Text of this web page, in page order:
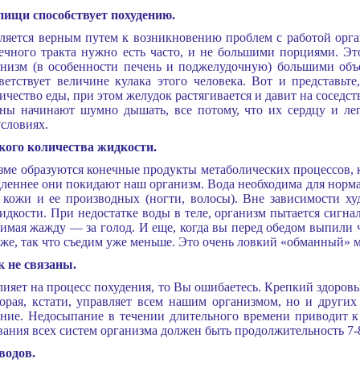
способствует похудению.
верным путем к возникновению проблем с работой
тракта нужно есть часто, и не большими порциями.
(в особенности печень и поджелудочную) большими
величине кулака этого человека. Вот и
еды, при этом желудок растягивается и давит на
начинают шумно дышать, все потому, что их сердцу и
количества жидкости.
образуются конечные продукты метаболических процессов,
они покидают наш организм. Вода необходима для
кожи и ее производных (ногти, волосы). Вне зависимости
При недостатке воды в теле, организм пытается
жажду — за голод. И еще, когда вы перед обедом выпили
так что съедим уже меньше. Это очень ловкий «обманный»
не связаны.
на процесс похудения, то Вы ошибаетесь. Крепкий
кстати, управляет всем нашим организмом, но и
Недосыпание в течении длительного времени приводит
всех систем организма должен быть продолжительность 7-